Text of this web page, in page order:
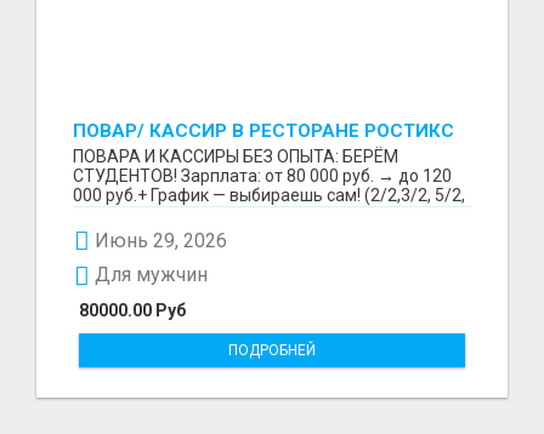
ПОВАР/ КАССИР В РЕСТОРАНЕ РОСТИКС
(КФС)
ПОВАРА И КАССИРЫ БЕЗ ОПЫТА: БЕРЁМ
СТУДЕНТОВ! Зарплата: от 80 000 руб. → до 120
000 руб.+ График — выбираешь сам! (2/2,3/2, 5/2,
Июнь 29, 2026
80000.00 Руб
Для мужчин
ПОДРОБНЕЙ